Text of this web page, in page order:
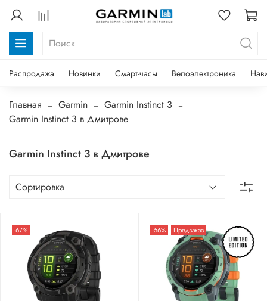
Распродажа Новинки Смарт-часы Велоэлектроника
Главная Garmin
Garmin Instinct 3
Garmin Instinct 3 в Дмитрове
Garmin Instinct 3 в Дмитрове
-67% -56% Предзаказ